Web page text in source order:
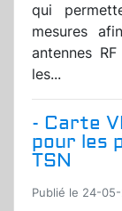
qui
mesures
antennes
les...
- Carte
pour les
TSN
Publié le 24-